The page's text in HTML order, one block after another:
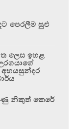
පෙරලීම සුළු
ලෙස ඉහළ
අභයසුන්දර
නිකුත් කෙරේ